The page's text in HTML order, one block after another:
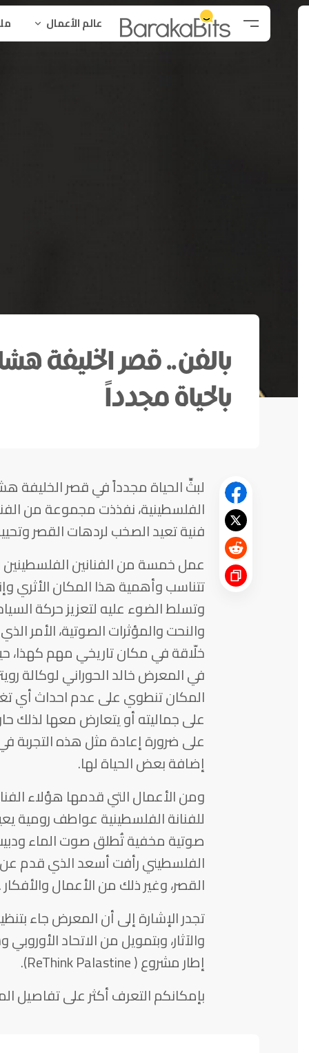
عالم الأعمال
بالفن.. قصر الخليفة
بالحياة مجدداً
لبثِّ الحياة مجدداً في قصر الخليفة
الفلسطينية، نفذذت مجموعة من
فنية تعيد الصخب لردهات القصر
عمل خمسة من الفنانين
تتناسب وأهمية هذا المكان الأثري
وتسلط الضوء عليه لتعزيز حركة
والنحت والمؤثرات الصوتية، الأمر
خلّاقة في مكان تاريخي مهم كهذا،
في المعرض خالد الحوراني لوكالة
المكان تنطوي على عدم احداث أي
على جماليته أو يتعارض معها لذلك
على ضرورة إعادة مثل هذه التجربة
إضافة بعض الحياة لها.
ومن الأعمال التي قدمها هؤلاء
للفنانة الفلسطينية عواطف رومية
صوتية مخفية تُطلق صوت الماء ودبيب
الفلسطيني رأفت أسعد الذي قدم
القصر، وغير ذلك من الأعمال والأفكار .
تجدر الإشارة إلى أن المعرض جاء
والآثار، وبتمويل من الاتحاد
إطار مشروع ( ReThink Palastine).
بإمكانكم التعرف أكثر على تفاصيل